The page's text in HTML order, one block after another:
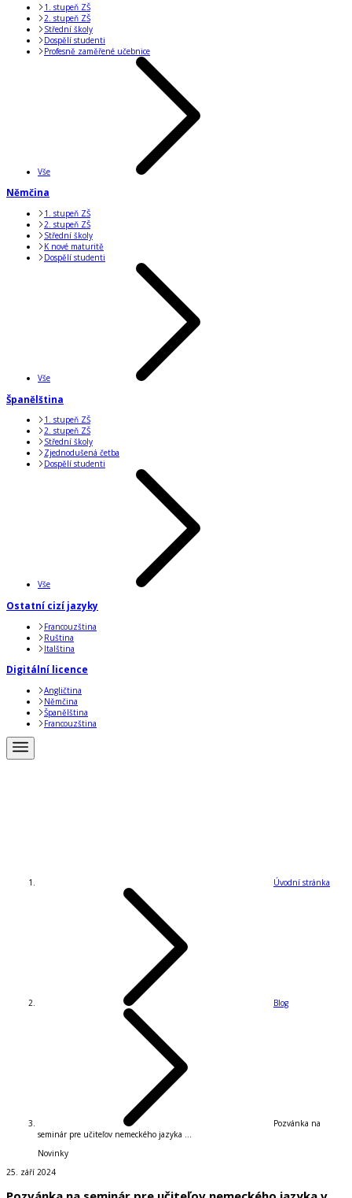
1. stupeň ZŠ
2. stupeň ZŠ
Střední školy
Dospělí studenti
Profesně zaměřené učebnice
Vše
Němčina
1. stupeň ZŠ
2. stupeň ZŠ
Střední školy
K nové maturitě
Dospělí studenti
Vše
Španělština
1. stupeň ZŠ
2. stupeň ZŠ
Střední školy
Zjednodušená četba
Dospělí studenti
Vše
Ostatní cizí jazyky
Francouzština
Ruština
Italština
Digitální licence
Angličtina
Němčina
Španělština
Francouzština
Úvodní stránka
Blog
Pozvánka na
seminár pre učiteľov nemeckého jazyka ...
Novinky
25. září 2024